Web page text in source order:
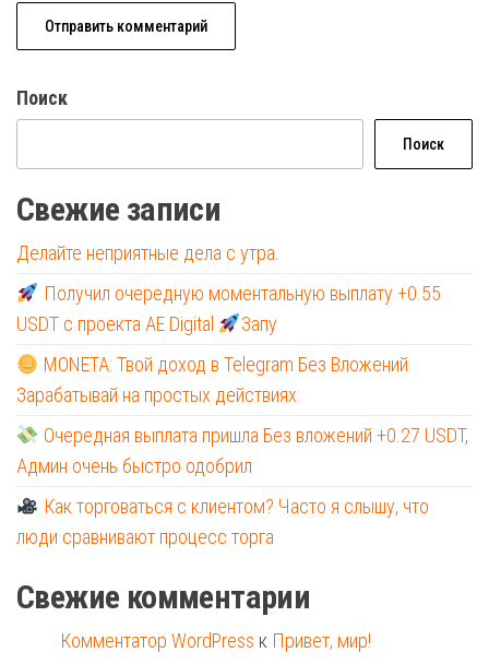
Поиск
Поиск
Свежие записи
Делайте неприятные дела с утра.
Получил очередную моментальную выплату +0.55
USDT с проекта AE Digital
Запу
MONETA: Твой доход в Telegram Без Вложений
Зарабатывай на простых действиях:
Очередная выплата пришла Без вложений +0.27 USDT,
Админ очень быстро одобрил
Как торговаться с клиентом? Часто я слышу, что
люди сравнивают процесс торга
Свежие комментарии
Комментатор WordPress к Привет, мир!